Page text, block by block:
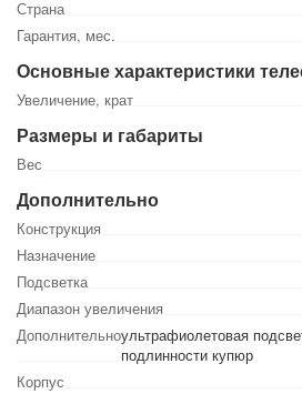
Страна
Гарантия, мес.
Основные характеристики
Увеличение, крат
Размеры и габариты
Вес
Дополнительно
Конструкция
Назначение
Подсветка
Диапазон увеличения
Дополнительноультрафиолетовая
подлинности купюр
Корпус